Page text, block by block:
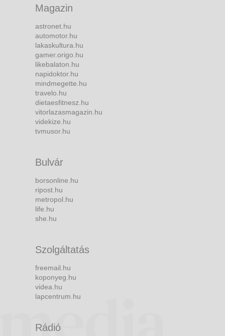
Magazin
astronet.hu
automotor.hu
lakaskultura.hu
gamer.origo.hu
likebalaton.hu
napidoktor.hu
mindmegette.hu
travelo.hu
dietaesfitnesz.hu
vitorlazasmagazin.hu
videkize.hu
tvmusor.hu
Bulvár
borsonline.hu
ripost.hu
metropol.hu
life.hu
she.hu
Szolgáltatás
freemail.hu
koponyeg.hu
videa.hu
lapcentrum.hu
Rádió